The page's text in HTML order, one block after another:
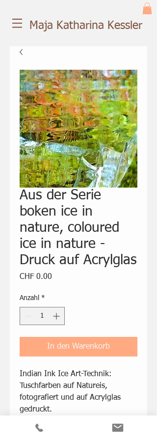
Maja Katharina Kessler
Aus der Serie
boken ice in
nature, coloured
ice in nature -
Druck auf Acrylglas
CHF 0.00
Anzahl *
In den Warenkorb
Indian Ink Ice Art-Technik:
Tuschfarben auf Natureis,
fotografiert und auf Acrylglas
gedruckt.
Schmelzprozess von Natureis